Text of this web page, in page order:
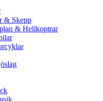
& Skepp
& Helikoptrar